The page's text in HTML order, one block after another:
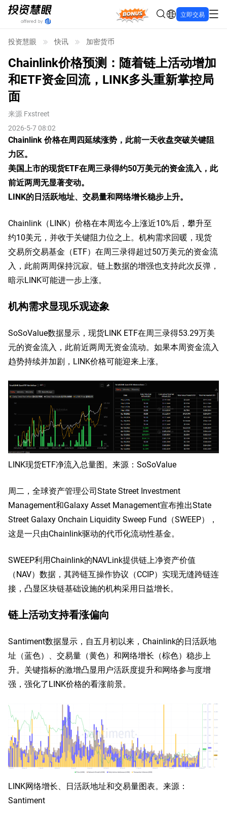
Bonus 立即交易
投资慧眼 快讯 加密货币
Chainlink价格预测：随着链上活动增加
和ETF资金回流，LINK多头重新掌控局
面
来源 Fxstreet
2026-5-7 08:02
Chainlink 价格在周四延续涨势，此前一天收盘突破关键阻
力区。
美国上市的现货ETF在周三录得约50万美元的资金流入，此
前近两周无显著变动。
LINK的日活跃地址、交易量和网络增长稳步上升。
Chainlink（LINK）价格在本周迄今上涨近10%后，攀升至
约10美元，并收于关键阻力位之上。机构需求回暖，现货
交易所交易基金（ETF）在周三录得超过50万美元的资金流
入，此前两周保持沉寂。链上数据的增强也支持此次反弹，
暗示LINK可能进一步上涨。
机构需求显现乐观迹象
SoSoValue数据显示，现货LINK ETF在周三录得53.29万美
元的资金流入，此前近两周无资金流动。如果本周资金流入
趋势持续并加剧，LINK价格可能迎来上涨。
LINK现货ETF净流入总量图。来源：SoSoValue
周二，全球资产管理公司State Street Investment
Management和Galaxy Asset Management宣布推出State
Street Galaxy Onchain Liquidity Sweep Fund（SWEEP），
这是一只由Chainlink驱动的代币化流动性基金。
SWEEP利用Chainlink的NAVLink提供链上净资产价值
（NAV）数据，其跨链互操作协议（CCIP）实现无缝跨链连
接，凸显区块链基础设施的机构采用日益增长。
链上活动支持看涨偏向
Santiment数据显示，自五月初以来，Chainlink的日活跃地
址（蓝色）、交易量（黄色）和网络增长（棕色）稳步上
升。关键指标的激增凸显用户活跃度提升和网络参与度增
强，强化了LINK价格的看涨前景。
LINK网络增长、日活跃地址和交易量图表。来源：
Santiment